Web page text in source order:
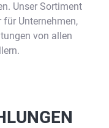
Unser Sortiment
Unternehmen,
von allen